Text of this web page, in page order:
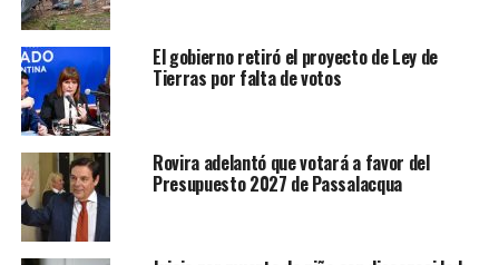
El gobierno retiró el proyecto de Ley de
Tierras por falta de votos
Rovira adelantó que votará a favor del
Presupuesto 2027 de Passalacqua